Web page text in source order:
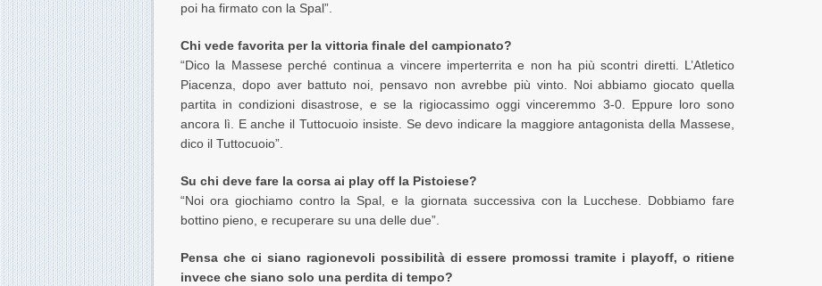
poi ha firmato con la Spal”.
Chi vede favorita per la vittoria finale del campionato?
“Dico la Massese perché continua a vincere imperterrita e non ha più scontri diretti. L’Atletico
Piacenza, dopo aver battuto noi, pensavo non avrebbe più vinto. Noi abbiamo giocato quella
partita in condizioni disastrose, e se la rigiocassimo oggi vinceremmo 3-0. Eppure loro sono
ancora lì. E anche il Tuttocuoio insiste. Se devo indicare la maggiore antagonista della Massese,
dico il Tuttocuoio”.
Su chi deve fare la corsa ai play off la Pistoiese?
“Noi ora giochiamo contro la Spal, e la giornata successiva con la Lucchese. Dobbiamo fare
bottino pieno, e recuperare su una delle due”.
Pensa che ci siano ragionevoli possibilità di essere promossi tramite i playoff, o ritiene
invece che siano solo una perdita di tempo?